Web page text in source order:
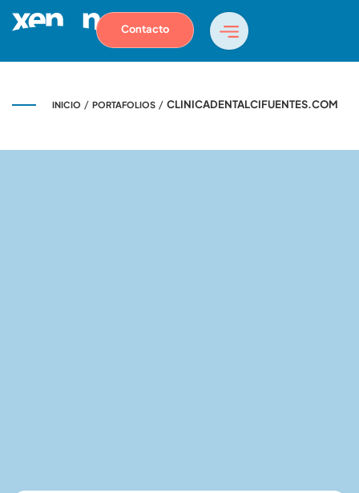
Contacto
INICIO / PORTAFOLIOS / CLINICADENTALCIFUENTES.COM